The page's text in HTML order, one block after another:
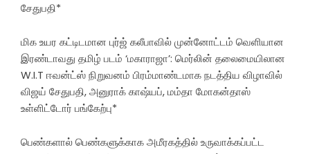
சேதுபதி*
மிக உயர கட்டிடமான புர்ஜ் கலீபாவில் முன்னோட்டம் வெளியான
இரண்டாவது தமிழ் படம் ‘மகாராஜா’: மெர்லின் தலைமையிலான
W.I.T ஈவன்ட்ஸ் நிறுவனம் பிரம்மாண்டமாக நடத்திய விழாவில்
விஜய் சேதுபதி, அனுராக் காஷ்யப், மம்தா மோகன்தாஸ்
உள்ளிட்டோர் பங்கேற்பு*
பெண்களால் பெண்களுக்காக அமீரகத்தில் உருவாக்கப்பட்ட